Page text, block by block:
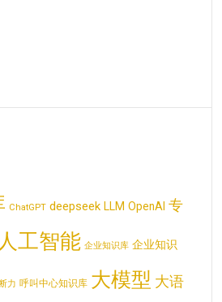
ChatGPT deepseek LLM OpenAI 专
人工智能 企业知识库 企业知识
力 呼叫中心知识库 大模型 大语